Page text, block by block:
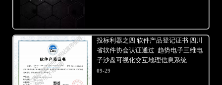
投标利器之四 软件产品登记证书 四川
省软件协会认证通过 趋势电子三维电
子沙盘可视化交互地理信息系统
09-29